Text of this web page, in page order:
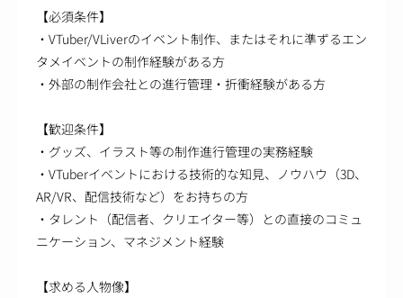
【必須条件】
・VTuber/VLiverのイベント制作、またはそれに準ずるエン
タメイベントの制作経験がある方
・外部の制作会社との進行管理・折衝経験がある方
【歓迎条件】
・グッズ、イラスト等の制作進行管理の実務経験
・VTuberイベントにおける技術的な知見、ノウハウ（3D、
AR/VR、配信技術など）をお持ちの方
・タレント（配信者、クリエイター等）との直接のコミュ
ニケーション、マネジメント経験
【求める人物像】